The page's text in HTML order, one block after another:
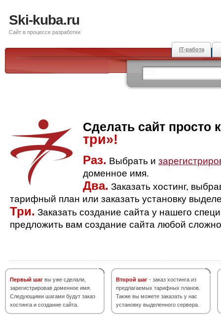
Ski-kuba.ru
Сайт в процессе разработки
IT-работа
Сделать сайт просто
три»!
Раз. Выбрать и
доменное имя.
Два. Заказать хостинг,
тарифный план или заказать установку
Три. Заказать создание сайта у нашего
предложить вам создание сайта любой
Первый шаг вы уже сделали,
зарегистрировав доменное имя.
Следующими шагами будут заказ
хостинга и создание сайта.
Второй шаг - заказ хостинга из
предлагаемых тарифных планов.
Также вы можете заказать у нас
установку выделенного сервера.